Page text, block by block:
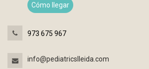
Cómo llegar
973 675 967
info@pediatricslleida.com